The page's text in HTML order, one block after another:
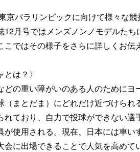
京パラリンピックに向けて様々な
12月号ではメンズノンノモデルた
こではその様子をさらに詳しくお伝
とは？〉
どの重い障がいのある人のために
（まとだま）にどれだけ近づけら
れており、自力で投球ができない
が使用される。現在、日本には車
会に出場できることで人気を高めて